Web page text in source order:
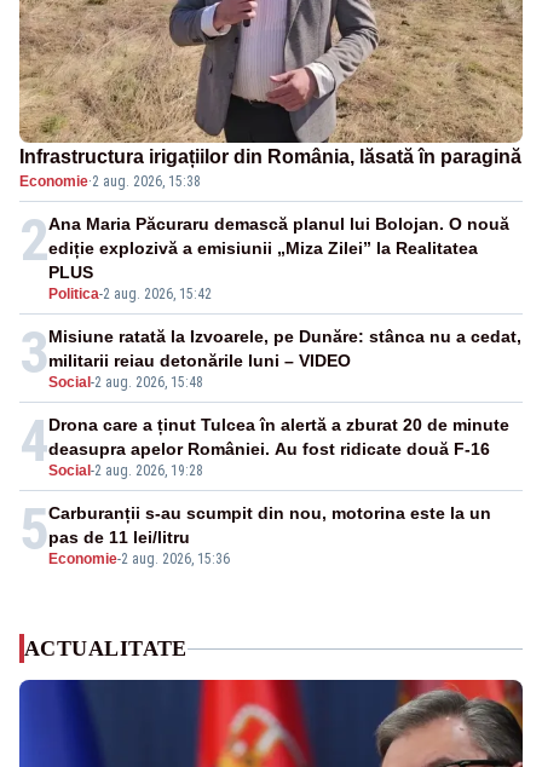
Infrastructura irigațiilor din România, lăsată în paragină
Economie·2 aug. 2026, 15:38
2
Politica-2 aug. 2026, 15:42
Ana Maria Păcuraru demască planul lui Bolojan. O nouă
ediție explozivă a emisiunii „Miza Zilei” la Realitatea
PLUS
3Social -2 aug. 2026, 15:48
Misiune ratată la Izvoarele, pe Dunăre: stânca nu a cedat,
militarii reiau detonările luni – VIDEO
4Social -2 aug. 2026, 19:28
Drona care a ținut Tulcea în alertă a zburat 20 de minute
deasupra apelor României. Au fost ridicate două F-16
5 Economie-2 aug. 2026, 15:36
Carburanții s-au scumpit din nou, motorina este la un
pas de 11 lei/litru
ACTUALITATE